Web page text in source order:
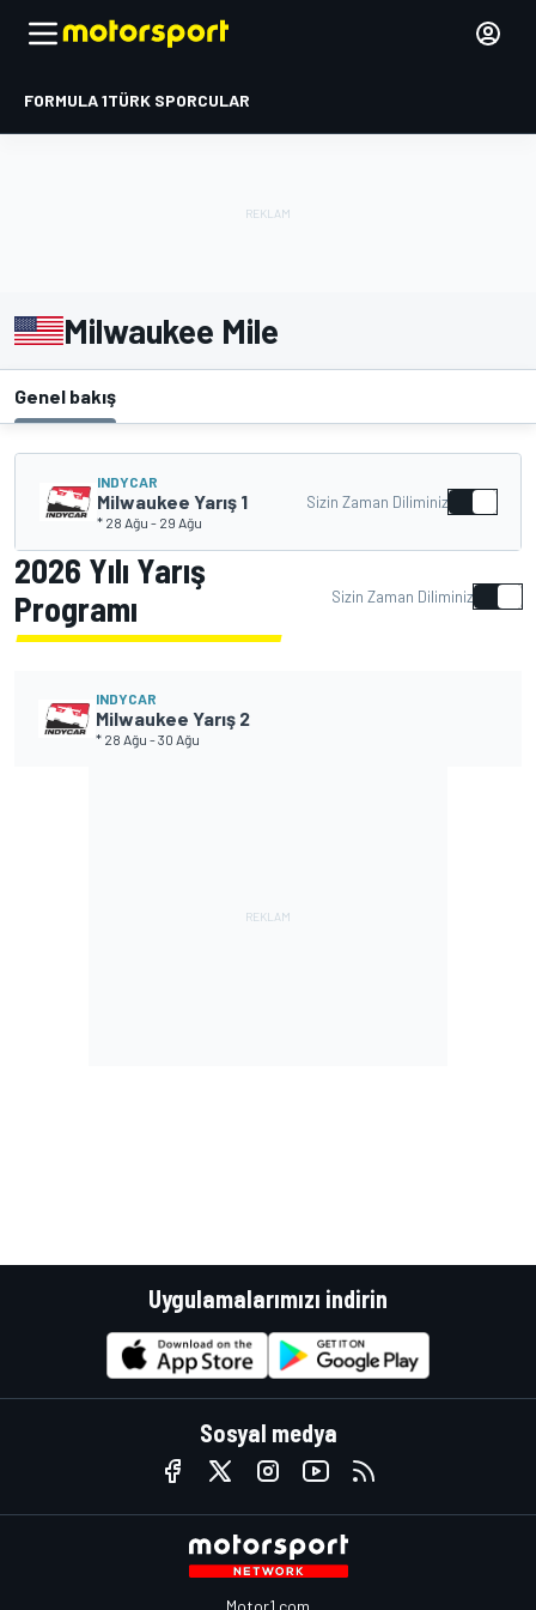
FORMULA 1TÜRK SPORCULAR
Milwaukee Mile
Genel bakış
INDYCAR
Milwaukee Yarış 1
* 28 Ağu - 29 Ağu
Sizin Zaman Diliminiz
2026 Yılı Yarış
Programı
Sizin Zaman Diliminiz
INDYCAR
Milwaukee Yarış 2
* 28 Ağu -30 Ağu
Uygulamalarımızı indirin
Sosyal medya